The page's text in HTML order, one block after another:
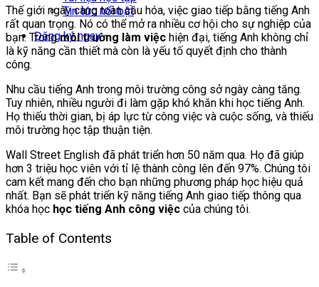
Tin tức nổi bật
Đăng ký ngay
Thế giới ngày càng toàn cầu hóa, việc giao tiếp bằng tiếng Anh
rất quan trọng. Nó có thể mở ra nhiều cơ hội cho sự nghiệp của
bạn. Trongmôi trường làm việc hiện đại, tiếng Anh không chỉ
là kỹ năng cần thiết mà còn là yếu tố quyết định cho thành
công.
Nhu cầu tiếng Anh trong môi trường công sở ngày càng tăng.
Tuy nhiên, nhiều người đi làm gặp khó khăn khi học tiếng Anh.
Họ thiếu thời gian, bị áp lực từ công việc và cuộc sống, và thiếu
môi trường học tập thuận tiện.
Wall Street English đã phát triển hơn 50 năm qua. Họ đã giúp
hơn 3 triệu học viên với tỉ lệ thành công lên đến 97%. Chúng tôi
cam kết mang đến cho bạn những phương pháp học hiệu quả
nhất. Bạn sẽ phát triển kỹ năng tiếng Anh giao tiếp thông qua
khóa học học tiếng Anh công việc của chúng tôi.
Table of Contents